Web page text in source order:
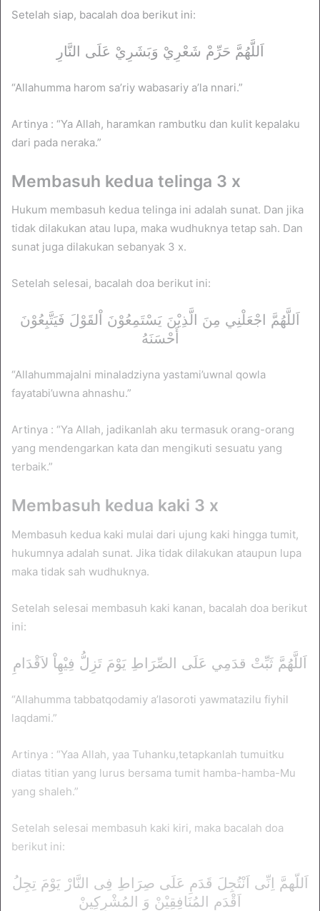
Setelah siap, bacalah doa berikut ini:
اَللَّهُمَّ حَرِّمْ شَعْرِيْ وَبَشَرِيْ عَلَى النَّارِ
“Allahumma harom sa’riy wabasariy a’la nnari.”
Artinya : “Ya Allah, haramkan rambutku dan kulit kepalaku
dari pada neraka.”
Membasuh kedua telinga 3 x
Hukum membasuh kedua telinga ini adalah sunat. Dan jika
tidak dilakukan atau lupa, maka wudhuknya tetap sah. Dan
sunat juga dilakukan sebanyak 3 x.
Setelah selesai, bacalah doa berikut ini:
اَللَّهُمَّ اجْعَلْنِي مِنَ الَّذِيْنَ يَسْتَمِعُوْنَ اْلقَوْلَ فَيَتَّبِعُوْنَ
أَحْسَنَهُ
“Allahummajalni minaladziyna yastami’uwnal qowla
fayatabi’uwna ahnashu.”
Artinya : “Ya Allah, jadikanlah aku termasuk orang-orang
yang mendengarkan kata dan mengikuti sesuatu yang
terbaik.”
Membasuh kedua kaki 3 x
Membasuh kedua kaki mulai dari ujung kaki hingga tumit,
hukumnya adalah sunat. Jika tidak dilakukan ataupun lupa
maka tidak sah wudhuknya.
Setelah selesai membasuh kaki kanan, bacalah doa berikut
ini:
اَللَّهُمَّ ثَبِّتْ قدَمِي عَلَى الصِّرَاطِ يَوْمَ تَزِلُّ فِيْهِاْ لاَقْدَامِ
“Allahumma tabbatqodamiy a’lasoroti yawmatazilu fiyhil
laqdami.”
Artinya : “Yaa Allah, yaa Tuhanku,tetapkanlah tumuitku
diatas titian yang lurus bersama tumit hamba-hamba-Mu
yang shaleh.”
Setelah selesai membasuh kaki kiri, maka bacalah doa
berikut ini:
اَللّهمَّ اِنِّى اَنْتُجِلَ قَدَمِ عَلَى صِرَاطِ فِى النَّارْ يَوْمَ تِجِلُ
اَقْدَمِ المُنَافِقِيْنْ وَ المُشْرِكِينْ